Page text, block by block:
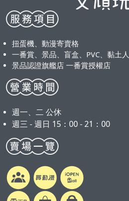
扭蛋機、動漫寄賣格
一番賞、景品、盲盒、PVC、黏土人
景品認證旗艦店 一番賞授權店
週一、二 公休
週三 - 週日 15：00 - 21：00